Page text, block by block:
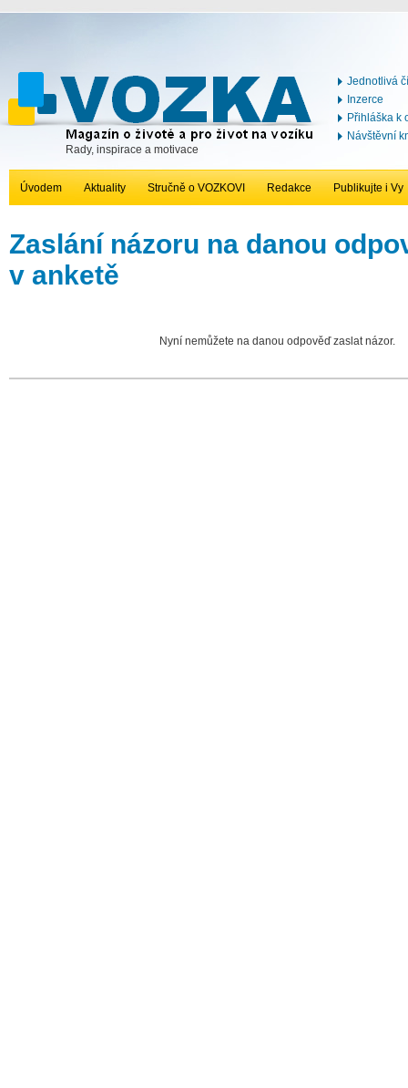
Rady, inspirace a motivace
Jednotlivá
Inzerce
Přihláška k
Návštěvní
Úvodem Aktuality Stručně o VOZKOVI Redakce Publikujte i Vy
Zaslání názoru na danou
v anketě
Nyní nemůžete na danou odpověď zaslat názor.